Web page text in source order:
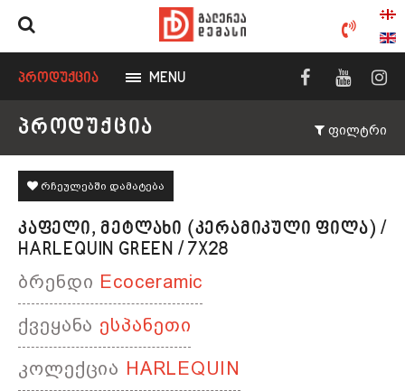
ᲞᲠᲝᲓᲣᲥᲪᲘᲐ MENU
ᲞᲠᲝᲓᲣᲥᲪᲘᲐ ფილტრი
რჩეულებში დამატება
ᲙᲐᲤᲔᲚᲘ, ᲛᲔᲢᲚᲐᲮᲘ (ᲙᲔᲠᲐᲛᲘᲙᲣᲚᲘ ᲤᲘᲚᲐ) /
HARLEQUIN GREEN / 7X28
ბრენდი Ecoceramic
ქვეყანა ესპანეთი
კოლექცია HARLEQUIN